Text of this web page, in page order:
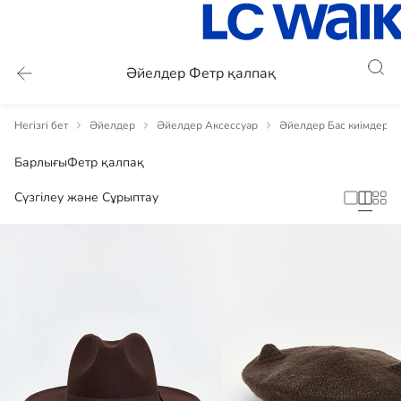
Әйелдер Фетр қалпақ
Негізгі бет Әйелдер Әйелдер Аксессуар Әйелдер Бас киімдерге
БарлығыФетр қалпақ
Сүзгілеу және Сұрыптау